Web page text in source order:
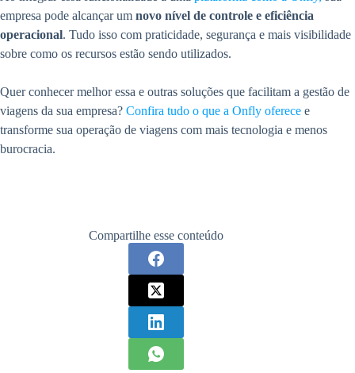
empresa pode alcançar um novo nível de controle e eficiência
operacional. Tudo isso com praticidade, segurança e mais visibilidade
sobre como os recursos estão sendo utilizados.
Quer conhecer melhor essa e outras soluções que facilitam a gestão de
viagens da sua empresa? Confira tudo o que a Onfly oferece e
transforme sua operação de viagens com mais tecnologia e menos
burocracia.
Compartilhe esse conteúdo